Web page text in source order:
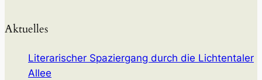
Aktuelles
Literarischer Spaziergang durch die Lichtentaler
Allee